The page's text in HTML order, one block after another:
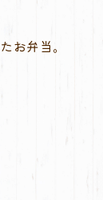
お弁当。